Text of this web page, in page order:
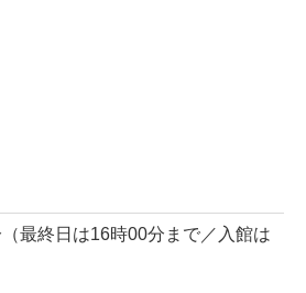
最終日は16時00分まで／入館は